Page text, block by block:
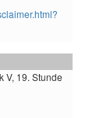
V, 19. Stunde